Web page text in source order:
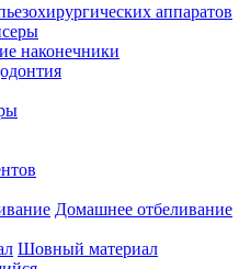
аппаратов
наконечники
Домашнее отбеливание
Шовный материал